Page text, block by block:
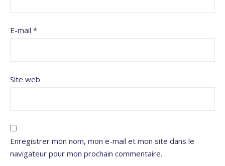
E-mail *
Site web
Enregistrer mon nom, mon e-mail et mon site dans le
navigateur pour mon prochain commentaire.